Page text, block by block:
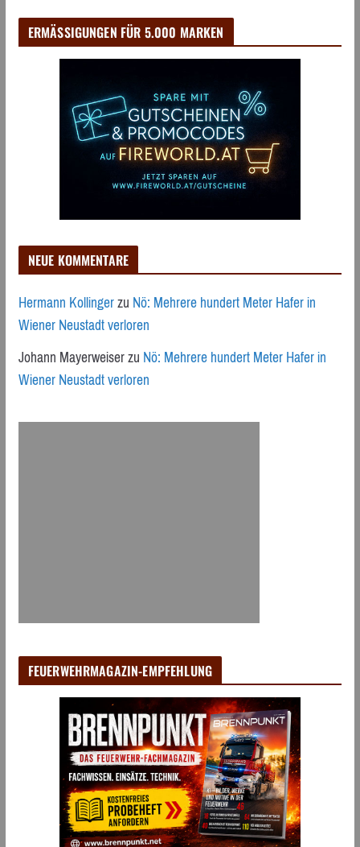
ERMÄSSIGUNGEN FÜR 5.000 MARKEN
NEUE KOMMENTARE
Hermann KollingerzuNö: Mehrere hundert Meter Hafer in
Wiener Neustadt verloren
Johann MayerweiserzuNö: Mehrere hundert Meter Hafer in
Wiener Neustadt verloren
FEUERWEHRMAGAZIN-EMPFEHLUNG